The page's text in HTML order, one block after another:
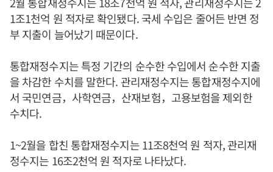
1조1천억 원 적자로 확인됐다. 국세 수입은 줄어든 반면 정
부 지출이 늘어났기 때문이다.
통합재정수지는 특정 기간의 순수한 수입에서 순수한 지출
을 차감한 수치를 말한다. 관리재정수지는 통합재정수지에
서 국민연금，사학연금，산재보험，고용보험을 제외한
수치다.
1~2월을 합친 통합재정수지는 11조8천억 원 적자, 관리재
정수지는 16조2천억 원 적자로 나타났다.